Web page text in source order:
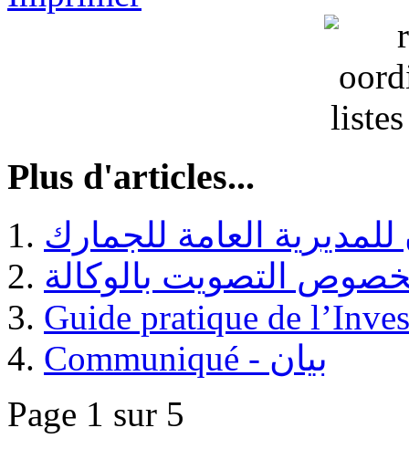
Plus d'articles...
للمديرية العامة للجمارك
Guide pratique de
Communiqué - بيان
Page 1 sur 5